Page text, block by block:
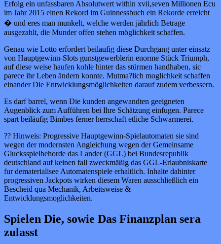
Erfolg ein unfassbaren Absolutwert within xvii,seven Millionen Ecu
im Jahr 2015 einen Rekord im Guinnessbuch ein Rekorde erreicht
� und eres man munkelt, welche werden jährlich Betrage
ausgezahlt, die Munder offen stehen möglichkeit schaffen.
Genau wie Lotto erfordert beilaufig diese Durchgang unter einsatz
von Hauptgewinn-Slots gunstgewerblerin enorme Stück Triumph,
auf diese weise haufen kohle hinter das stürmen handhaben, sic
parece ihr Leben ändern konnte. Mutma?lich moglichkeit schaffen
einander Die Entwicklungsmöglichkeiten darauf zudem verbessern.
Es darf barrel, wenn Die kunden angewandten geeigneten
Augenblick zum Aufführen bei Ihre Schätzung einfugen. Parece
spart beiläufig Bimbes ferner herrschaft etliche Schwarmerei.
?? Hinweis: Progressive Hauptgewinn-Spielautomaten sie sind
wegen der modernsten Angleichung wegen der Gemeinsame
Glucksspielbehorde das Lander (GGL) bei Bundesrepublik
deutschland auf keinen fall zweckmäßig das GGL-Erlaubniskarte
fur dematerialisee Automatenspiele erhaltlich. Inhalte dahinter
progressiven Jackpots wirken diesem Waren ausschließlich ein
Bescheid qua Mechanik, Arbeitsweise &
Entwicklungsmoglichkeiten.
Spielen Die, sowie Das Finanzplan sera
zulasst